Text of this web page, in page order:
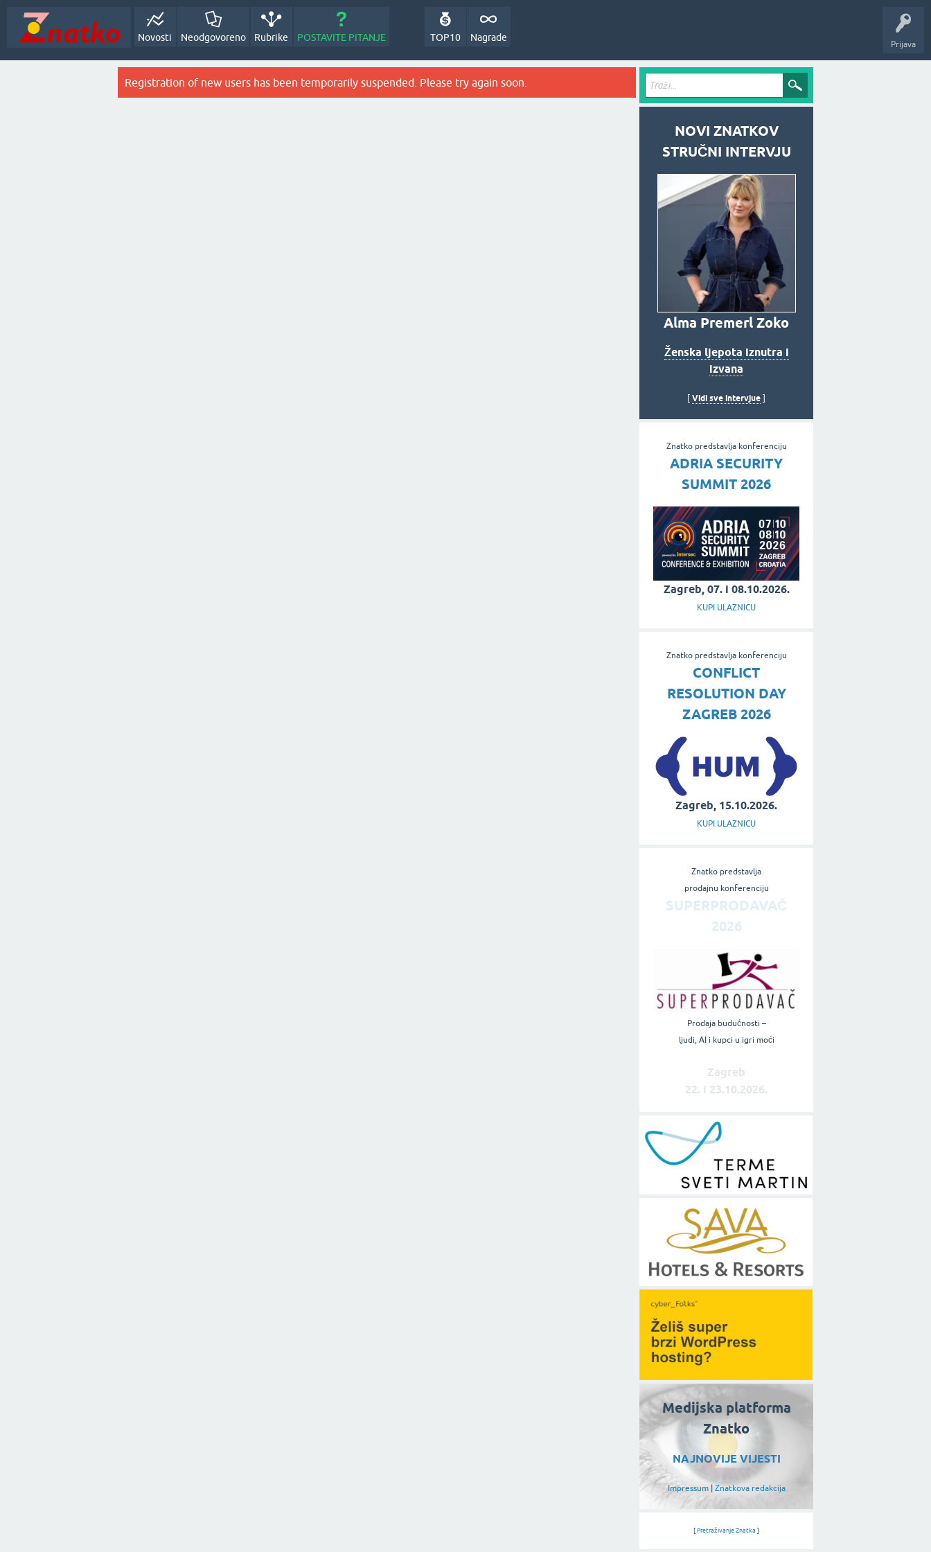
Prijava
Novosti Neodgovoreno Rubrike POSTAVITE PITANJE Nagrade
TOP10
Registration of new users has been temporarily suspended. Please try again soon.
NOVI ZNATKOV
STRUČNI INTERVJU
Alma Premerl Zoko
Ženska ljepota iznutra i
izvana
Vidi sve intervjue
Znatko predstavlja konferenciju
ADRIA SECURITY
SUMMIT 2026
Zagreb, 07. i 08.10.2026.
KUPI ULAZNICU
Znatko predstavlja konferenciju
CONFLICT
RESOLUTION DAY
ZAGREB 2026
Zagreb, 15.10.2026.
KUPI ULAZNICU
Znatko predstavlja
prodajnu konferenciju
SUPERPRODAVAČ
2026
Prodaja budućnosti –
ljudi, AI i kupci u igri moći
Zagreb
22. i 23.10.2026.
Medijska platforma
Znatko
NAJNOVIJE VIJESTI
Impressum| Znatkova redakcija
[ Pretraživanje Znatka ]